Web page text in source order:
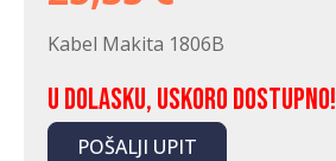
Kabel Makita 1806B
U dolasku, uskoro dostupno!
POŠALJI UPIT